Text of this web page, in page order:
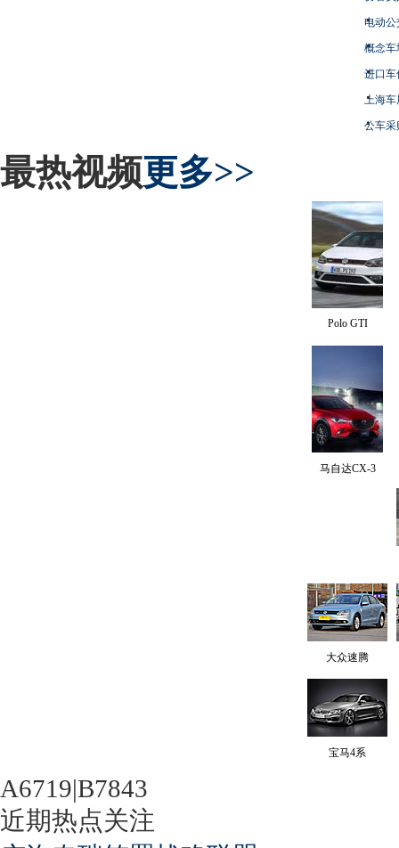
电动
概念车
进口车
上海
公车采
最热视频更多>>
Polo GTI
马自达CX-3
大众速腾
宝马4系
A6719|B7843
近期热点关注